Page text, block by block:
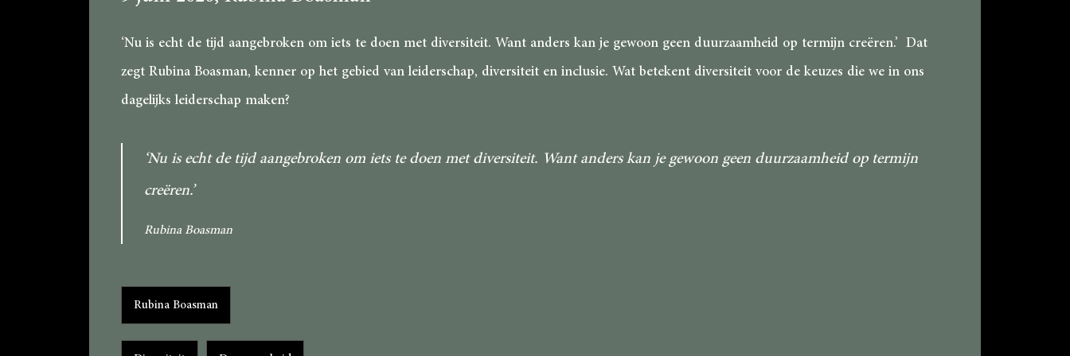
‘Nu is echt de tijd aangebroken om iets te doen met diversiteit. Want anders kan je gewoon geen duurzaamheid op termijn creëren.’ Dat
zegt Rubina Boasman, kenner op het gebied van leiderschap, diversiteit en inclusie. Wat betekent diversiteit voor de keuzes die we in ons
dagelijks leiderschap maken?
‘Nu is echt de tijd aangebroken om iets te doen met diversiteit. Want anders kan je gewoon geen duurzaamheid op termijn
creëren.’
Rubina Boasman
Categorieën
Rubina Boasman
Tags